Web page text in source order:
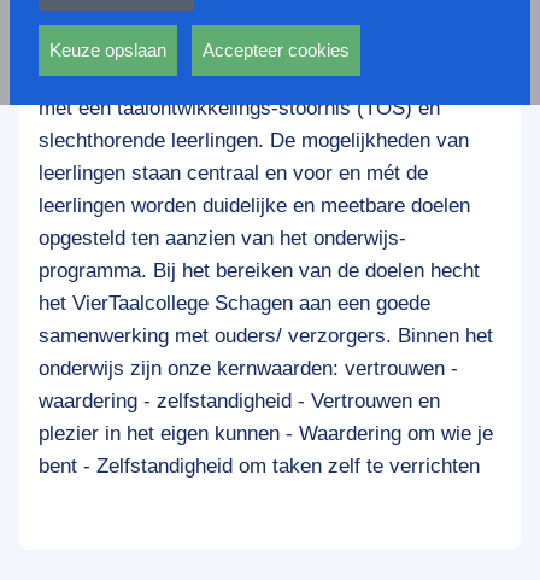
VierTaal College Schagen biedt gespecialiseerd
onderwijs, diagnostiek, advies, consultatie,
begeleiding en scholing. Expertise voor leerlingen
met een taalontwikkelings-stoornis (TOS) en
slechthorende leerlingen. De mogelijkheden van
leerlingen staan centraal en voor en mét de
leerlingen worden duidelijke en meetbare doelen
opgesteld ten aanzien van het onderwijs-
programma. Bij het bereiken van de doelen hecht
het VierTaalcollege Schagen aan een goede
samenwerking met ouders/ verzorgers. Binnen het
onderwijs zijn onze kernwaarden: vertrouwen -
waardering - zelfstandigheid - Vertrouwen en
plezier in het eigen kunnen - Waardering om wie je
bent - Zelfstandigheid om taken zelf te verrichten
andere wordt voorkomen dat dezelfde advertentie
voortdurend verschijnt.
Keuze opslaan Accepteer cookies